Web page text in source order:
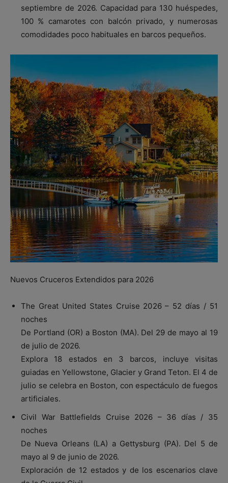
septiembre de 2026. Capacidad para 130 huéspedes,
100 % camarotes con balcón privado, y numerosas
comodidades poco habituales en barcos pequeños.
Nuevos Cruceros Extendidos para 2026
The Great United States Cruise 2026 – 52 días / 51
noches
De Portland (OR) a Boston (MA). Del 29 de mayo al 19
de julio de 2026.
Explora 18 estados en 3 barcos, incluye visitas
guiadas en Yellowstone, Glacier y Grand Teton. El 4 de
julio se celebra en Boston, con espectáculo de fuegos
artificiales.
Civil War Battlefields Cruise 2026 – 36 días / 35
noches
De Nueva Orleans (LA) a Gettysburg (PA). Del 5 de
mayo al 9 de junio de 2026.
Exploración de 12 estados y de los escenarios clave